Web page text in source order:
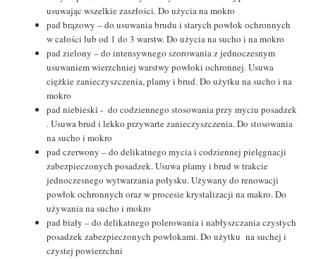
usuwając wszelkie zaszłości. Do użycia na mokro
pad brązowy – do usuwania brudu i starych powłok ochronnych
w całości lub od 1 do 3 warstw. Do użycia na sucho i na mokro
pad zielony – do intensywnego szorowania z jednoczesnym
usuwaniem wierzchniej warstwy powłoki ochronnej. Usuwa
ciężkie zanieczyszczenia, plamy i brud. Do użytku na sucho i na
mokro
pad niebieski - do codziennego stosowania przy myciu posadzek
. Usuwa brud i lekko przywarte zanieczyszczenia. Do stosowania
na sucho i mokro
pad czerwony – do delikatnego mycia i codziennej pielęgnacji
zabezpieczonych posadzek. Usuwa plamy i brud w trakcie
jednoczesnego wytwarzania połysku. Używany do renowacji
powłok ochronnych oraz w procesie krystalizacji na makro. Do
używania na sucho i mokro
pad biały – do delikatnego polerowania i nabłyszczania czystych
posadzek zabezpieczonych powłokami. Do użytku na suchej i
czystej powierzchni